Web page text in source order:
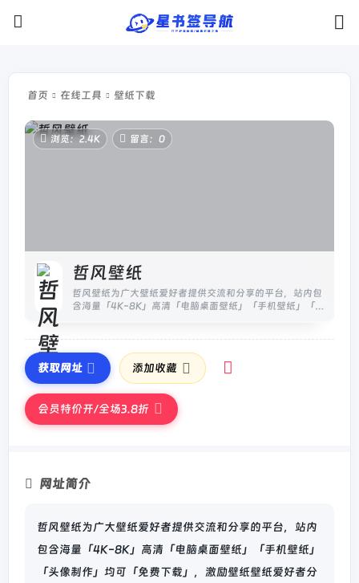
首页 在线工具 壁纸下载
浏览：2.4K 留言：0
哲风壁纸
哲风壁纸为广大壁纸爱好者提供交流和分享的平台，站内包
含海量「4K-8K」高清「电脑桌面壁纸」「手机壁纸」「头
获取网址 添加收藏
会员特价开/全场3.8折
网址简介
哲风壁纸为广大壁纸爱好者提供交流和分享的平台，站内
包含海量「4K-8K」高清「电脑桌面壁纸」「手机壁纸」
「头像制作」均可「免费下载」，激励壁纸壁纸爱好者分